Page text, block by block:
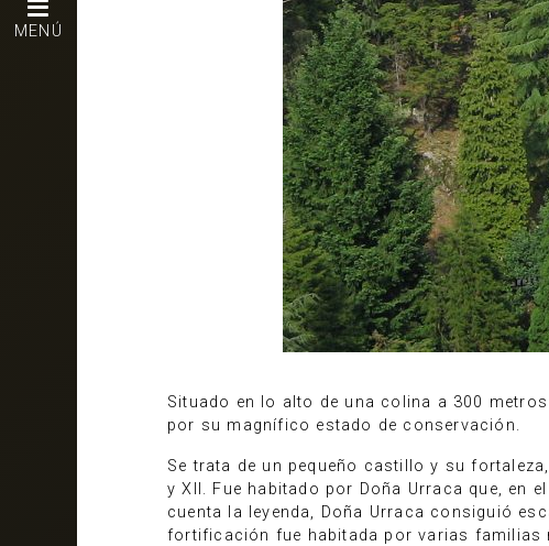
MENÚ
Situado en lo alto de una colina a 300
por su magnífico estado de conservación.
Se trata de un pequeño castillo y su
y XII. Fue habitado por Doña Urraca que, en
cuenta la leyenda, Doña Urraca consiguió
fortificación fue habitada por varias